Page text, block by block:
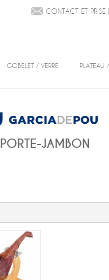
CONTACT ET PRISE
GOBELET / VERRE PLATEAU
PORTE-JAMBON